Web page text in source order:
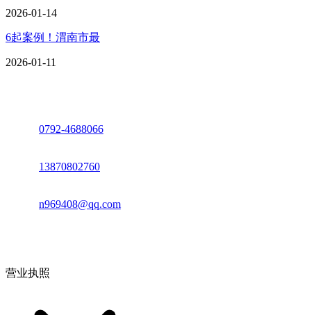
2026-01-14
6起案例！渭南市最
2026-01-11
0792-4688066
13870802760
n969408@qq.com
营业执照